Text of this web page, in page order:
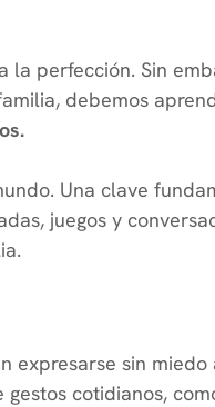
la perfección. Sin
debemos
Una clave
juegos y
expresarse sin miedo
cotidianos,